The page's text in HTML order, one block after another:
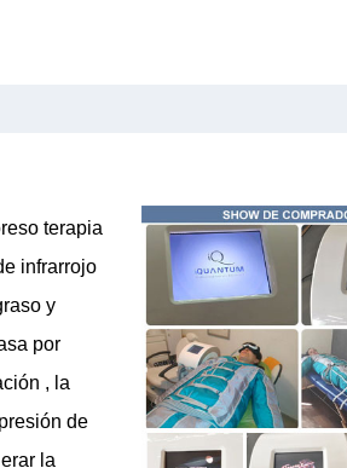
terapia
infrarrojo
y
por
, la
de
la